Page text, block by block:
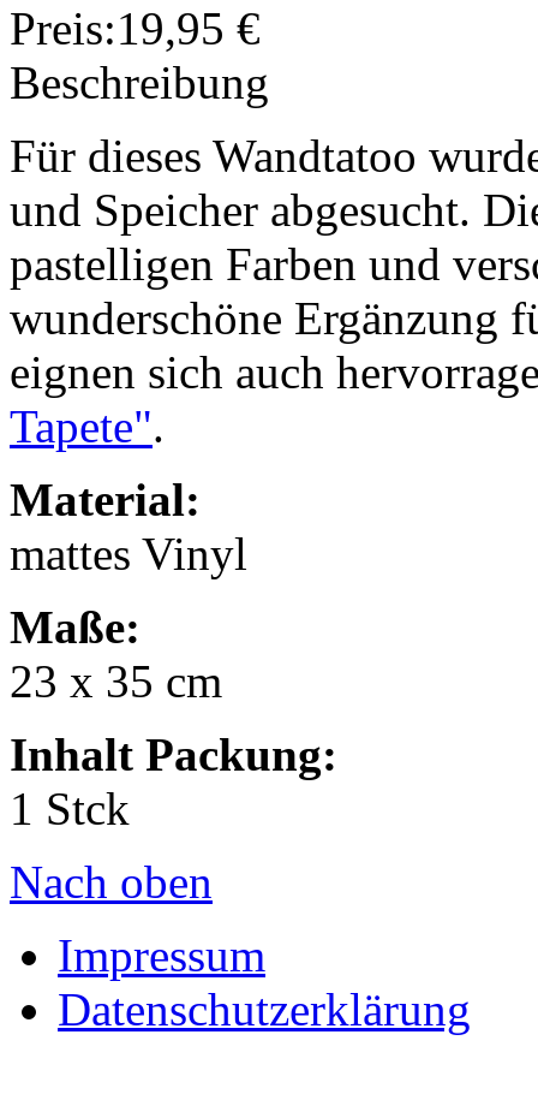
Preis:19,95 €
Beschreibung
Für dieses Wandtatoo
und Speicher abgesucht.
pastelligen Farben und
wunderschöne Ergänzung
eignen sich auch
Tapete".
Material:
mattes Vinyl
Maße:
23 x 35 cm
Inhalt Packung:
1 Stck
Nach oben
Impressum
Datenschutzerklärung